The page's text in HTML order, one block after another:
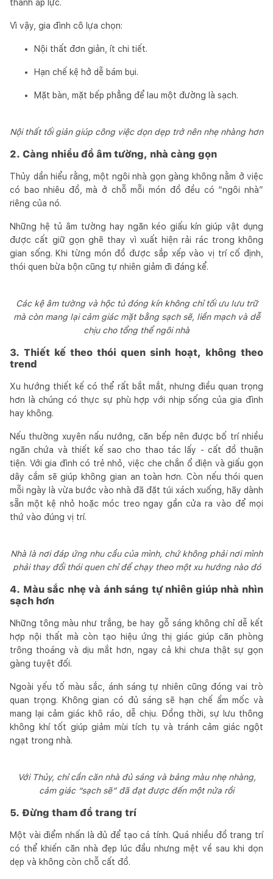
thành áp lực.
Vì vậy, gia đình cô lựa chọn:
Nội thất đơn giản, ít chi tiết.
Hạn chế kệ hở dễ bám bụi.
Mặt bàn, mặt bếp phẳng để lau một đường là sạch.
Nội thất tối giản giúp công việc dọn dẹp trở nên nhẹ nhàng hơn
2. Càng nhiều đồ âm tường, nhà càng gọn
Thủy dần hiểu rằng, một ngôi nhà gọn gàng không nằm ở việc
có bao nhiêu đồ, mà ở chỗ mỗi món đồ đều có “ngôi nhà”
riêng của nó.
Những hệ tủ âm tường hay ngăn kéo giấu kín giúp vật dụng
được cất giữ gọn ghẽ thay vì xuất hiện rải rác trong không
gian sống. Khi từng món đồ được sắp xếp vào vị trí cố định,
thói quen bừa bộn cũng tự nhiên giảm đi đáng kể.
Các kệ âm tường và hộc tủ đóng kín không chỉ tối ưu lưu trữ
mà còn mang lại cảm giác mặt bằng sạch sẽ, liền mạch và dễ
chịu cho tổng thể ngôi nhà
3. Thiết kế theo thói quen sinh hoạt, không theo
trend
Xu hướng thiết kế có thể rất bắt mắt, nhưng điều quan trọng
hơn là chúng có thực sự phù hợp với nhịp sống của gia đình
hay không.
Nếu thường xuyên nấu nướng, căn bếp nên được bố trí nhiều
ngăn chứa và thiết kế sao cho thao tác lấy - cất đồ thuận
tiện. Với gia đình có trẻ nhỏ, việc che chắn ổ điện và giấu gọn
dây cắm sẽ giúp không gian an toàn hơn. Còn nếu thói quen
mỗi ngày là vừa bước vào nhà đã đặt túi xách xuống, hãy dành
sẵn một kệ nhỏ hoặc móc treo ngay gần cửa ra vào để mọi
thứ vào đúng vị trí.
Nhà là nơi đáp ứng nhu cầu của mình, chứ không phải nơi mình
phải thay đổi thói quen chỉ để chạy theo một xu hướng nào đó
4. Màu sắc nhẹ và ánh sáng tự nhiên giúp nhà nhìn
sạch hơn
Những tông màu như trắng, be hay gỗ sáng không chỉ dễ kết
hợp nội thất mà còn tạo hiệu ứng thị giác giúp căn phòng
trông thoáng và dịu mắt hơn, ngay cả khi chưa thật sự gọn
gàng tuyệt đối.
Ngoài yếu tố màu sắc, ánh sáng tự nhiên cũng đóng vai trò
quan trọng. Không gian có đủ sáng sẽ hạn chế ẩm mốc và
mang lại cảm giác khô ráo, dễ chịu. Đồng thời, sự lưu thông
không khí tốt giúp giảm mùi tích tụ và tránh cảm giác ngột
ngạt trong nhà.
Với Thủy, chỉ cần căn nhà đủ sáng và bảng màu nhẹ nhàng,
cảm giác “sạch sẽ” đã đạt được đến một nửa rồi
5. Đừng tham đồ trang trí
Một vài điểm nhấn là đủ để tạo cá tính. Quá nhiều đồ trang trí
có thể khiến căn nhà đẹp lúc đầu nhưng mệt về sau khi dọn
dẹp và không còn chỗ cất đồ.